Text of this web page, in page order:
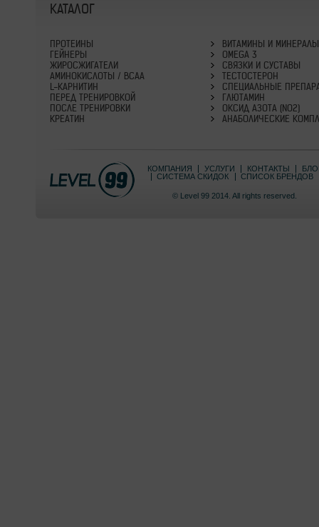
КАТАЛОГ
ПРОТЕИНЫ
ГЕЙНЕРЫ
ЖИРОСЖИГАТЕЛИ
АМИНОКИСЛОТЫ / BCAA
L-КАРНИТИН
ПЕРЕД ТРЕНИРОВКОЙ
ПОСЛЕ ТРЕНИРОВКИ
КРЕАТИН
ВИТАМИНЫ И МИНЕРАЛЫ
OMEGA 3
СВЯЗКИ И СУСТАВЫ
ТЕСТОСТЕРОН
СПЕЦИАЛЬНЫЕ
ГЛЮТАМИН
ОКСИД АЗОТА (NO2)
АНАБОЛИЧЕСКИЕ
КОМПАНИЯ УСЛУГИ КОНТАКТЫ
СИСТЕМА СКИДОК
СПИСОК БРЕНДОВ
© Level 99 2014. All rights reserved.